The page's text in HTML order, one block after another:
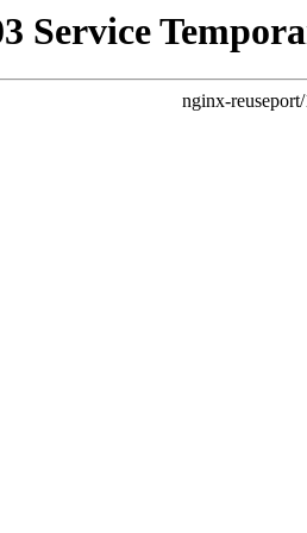
Service
nginx-